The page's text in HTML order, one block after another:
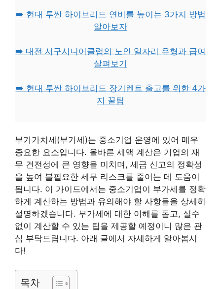
➡️ 현대 투싼 하이브리드 연비를 높이는 3가지 방법
알아보자
➡️ 대전 서구시니어클럽의 노인 일자리 유형과 급여
살펴보기
➡️ 현대 투싼 하이브리드 장기렌트 출고를 위한 4가
지 꿀팁
부가가치세(부가세)는 중소기업 운영에 있어 매우
중요한 요소입니다. 올바른 세액 계산은 기업의 재
무 건전성에 큰 영향을 미치며, 세금 신고의 정확성
을 높여 불필요한 세무 리스크를 줄이는 데 도움이
됩니다. 이 가이드에서는 중소기업이 부가세를 정확
하게 계산하는 방법과 유의해야 할 사항들을 상세히
설명하겠습니다. 부가세에 대한 이해를 돕고, 실수
없이 계산할 수 있는 팁을 제공할 예정이니 많은 관
심 부탁드립니다. 아래 글에서 자세하게 알아봅시
다!
목차